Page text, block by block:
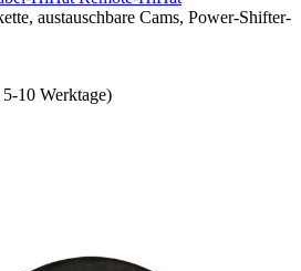
austauschbare Cams, Power-Shifter-
10 Werktage)